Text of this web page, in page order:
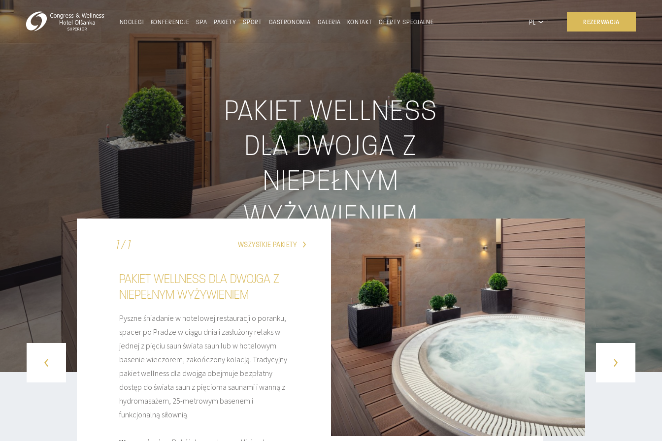
NOCLEGI KONFERENCJE SPA PAKIETY SPORT GASTRONOMIA GALERIA KONTAKT OFERTY SPECJALNE PL REZERWACJA
PAKIET WELLNESS
DLA DWOJGA Z
NIEPEŁNYM
WYŻYWIENIEM
1 / 1 WSZYSTKIE PAKIETY
PAKIET WELLNESS DLA DWOJGA Z
NIEPEŁNYM WYŻYWIENIEM
Pyszne śniadanie w hotelowej restauracji o poranku,
spacer po Pradze w ciągu dnia i zasłużony relaks w
jednej z pięciu saun świata saun lub w hotelowym
basenie wieczorem, zakończony kolacją. Tradycyjny
pakiet wellness dla dwojga obejmuje bezpłatny
dostęp do świata saun z pięcioma saunami i wanną z
hydromasażem, 25-metrowym basenem i
funkcjonalną siłownią.